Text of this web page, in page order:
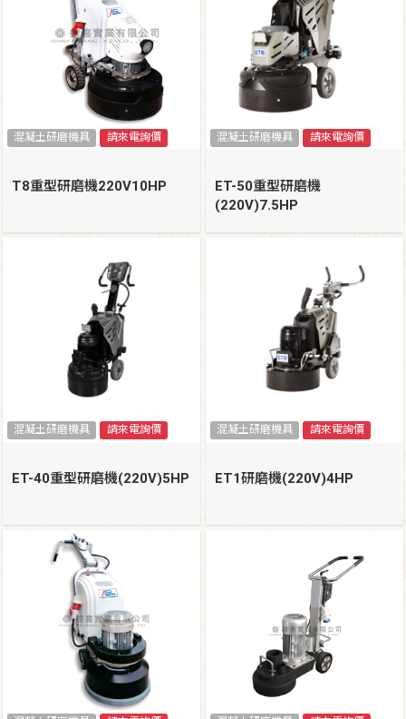
混凝土研磨機具 請來電詢價
T8重型研磨機220V10HP
混凝土研磨機具 請來電詢價
ET-50重型研磨機
(220V)7.5HP
混凝土研磨機具 請來電詢價
ET-40重型研磨機(220V)5HP
混凝土研磨機具 請來電詢價
ET1研磨機(220V)4HP